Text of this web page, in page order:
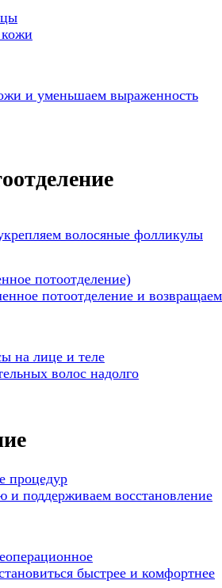
и уменьшаем выраженность
волосяные фолликулы
потоотделение)
потоотделение и возвращаем
на лице и теле
волос надолго
процедур
и поддерживаем восстановление
быстрее и комфортнее